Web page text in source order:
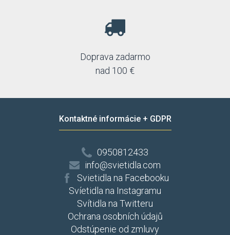
Doprava zadarmo
nad 100 €
Kontaktné informácie + GDPR
0950812433
info@svietidla.com
Svietidla na Facebooku
Svíetidla na Instagramu
Svítidla na Twitteru
Ochrana osobních údajů
Odstúpenie od zmluvy